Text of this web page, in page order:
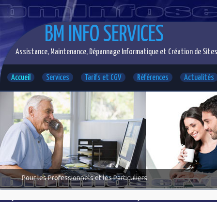
BM INFO SERVICES
Assistance, Maintenance, Dépannage Informatique et Création de
Accueil Services Tarifs et CGV Références Actualités
Pour les Professionnels et les Particuliers